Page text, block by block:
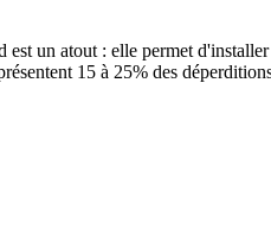
un atout : elle permet
15 à 25% des